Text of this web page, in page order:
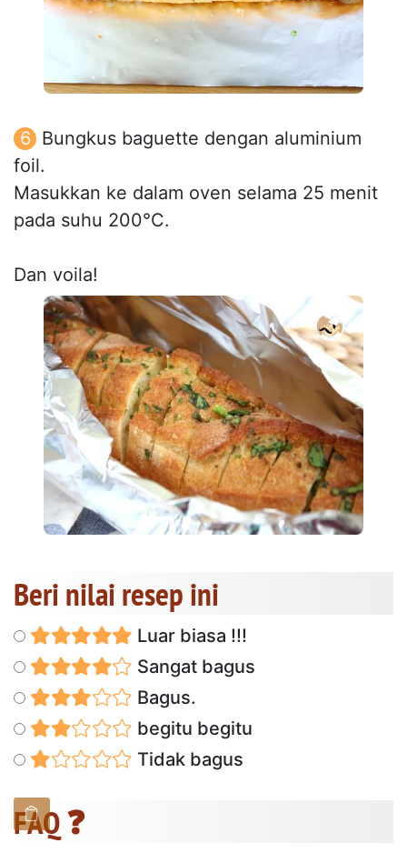
Bungkus baguette dengan aluminium
foil.
Masukkan ke dalam oven selama 25 menit
pada suhu 200°C.
Dan voila!
Beri nilai resep ini
Luar biasa !!!
Sangat bagus
Bagus.
begitu begitu
Tidak bagus
FAQ ❓